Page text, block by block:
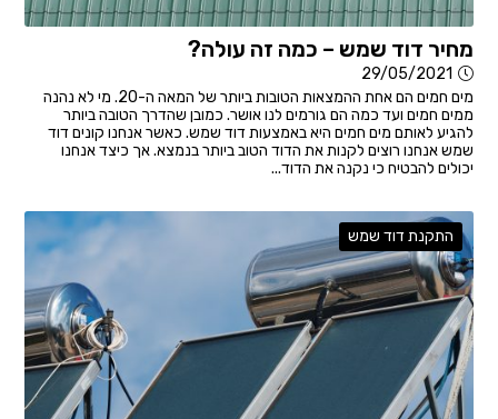
מחיר דוד שמש – כמה זה עולה?
29/05/2021
מים חמים הם אחת ההמצאות הטובות ביותר של המאה ה-20. מי לא נהנה
ממים חמים ועד כמה הם גורמים לנו אושר. כמובן שהדרך הטובה ביותר
להגיע לאותם מים חמים היא באמצעות דוד שמש. כאשר אנחנו קונים דוד
שמש אנחנו רוצים לקנות את הדוד הטוב ביותר בנמצא. אך כיצד אנחנו
יכולים להבטיח כי נקנה את הדוד...
התקנת דוד שמש